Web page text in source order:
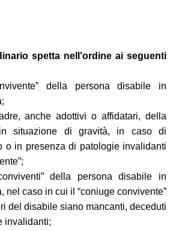
spetta nell'ordine ai seguenti
della persona disabile in
anche adottivi o affidatari, della
situazione di gravità, in caso di
o in presenza di patologie invalidanti
della persona disabile in
nel caso in cui il “coniuge convivente”
del disabile siano mancanti, deceduti
invalidanti;